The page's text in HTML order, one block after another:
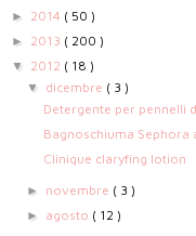
► 2014 ( 50 )
► 2013 ( 200 )
▼ 2012 ( 18 )
▼ dicembre ( 3 )
Detergente per pennelli
Bagnoschiuma Sephora
Clinique claryfing lotion
► novembre ( 3 )
► agosto ( 12 )